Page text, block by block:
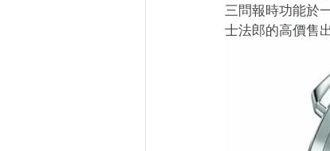
BASELWORLD 2016三問報時功能於
士法郎的高價售